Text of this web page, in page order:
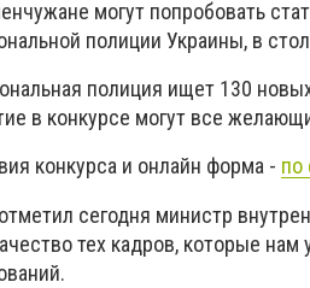
могут попробовать
полиции Украины, в
полиция ищет 130
в конкурсе могут все
конкурса и онлайн форма - по
сегодня министр
тех кадров, которые